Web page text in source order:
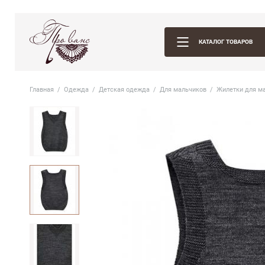
КАТАЛОГ ТОВАРОВ
Главная Одежда Детская одежда Для мальчиков Жилетки для